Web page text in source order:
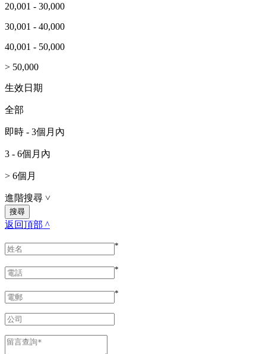
20,001 - 30,000
30,001 - 40,000
40,001 - 50,000
> 50,000
生效日期
全部
即時 - 3個月內
3 - 6個月內
> 6個月
進階搜尋 ˅
返回頂部 ^
*
*
*